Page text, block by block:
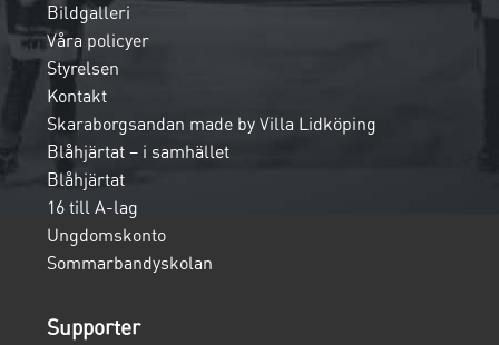
Bildgalleri
Våra policyer
Styrelsen
Kontakt
Skaraborgsandan made by Villa Lidköping
Blåhjärtat – i samhället
Blåhjärtat
16 till A-lag
Ungdomskonto
Sommarbandyskolan
Supporter